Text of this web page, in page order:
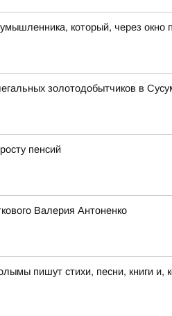
который, через
золотодобытчиков в
пенсий
Валерия Антоненко
пишут стихи, песни, книги